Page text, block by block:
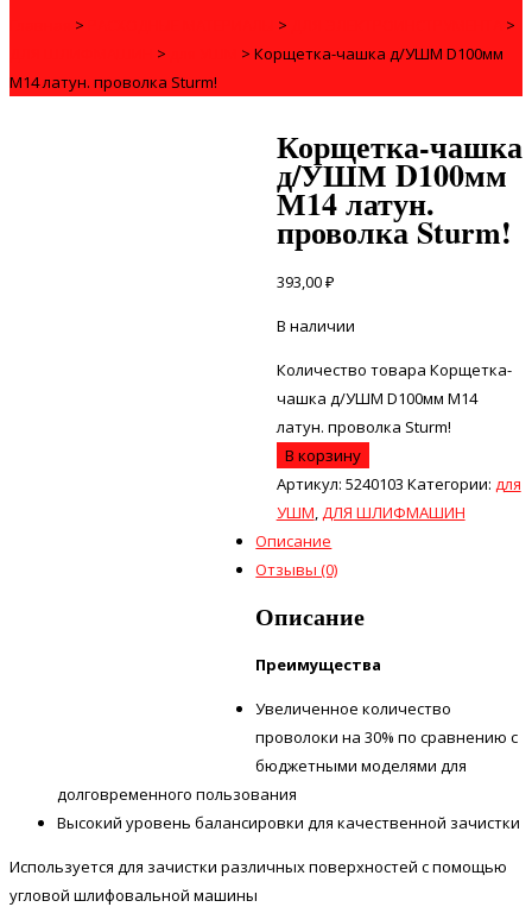
> >
>
> > Корщетка-чашка д/УШМ D100мм
М14 латун. проволка Sturm!
Корщетка-чашка
д/УШМ D100мм
М14 латун.
проволка Sturm!
393,00₽
В наличии
Количество товара Корщетка-
чашка д/УШМ D100мм М14
латун. проволка Sturm!
В корзину
Артикул: 5240103 Категории: для
УШМ,ДЛЯ ШЛИФМАШИН
Описание
Отзывы (0)
Описание
Преимущества
Увеличенное количество
проволоки на 30% по сравнению с
бюджетными моделями для
долговременного пользования
Высокий уровень балансировки для качественной зачистки
Используется для зачистки различных поверхностей с помощью
угловой шлифовальной машины